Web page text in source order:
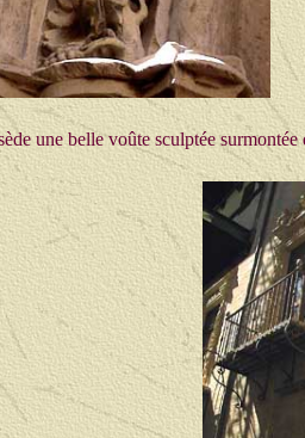
une belle voûte sculptée